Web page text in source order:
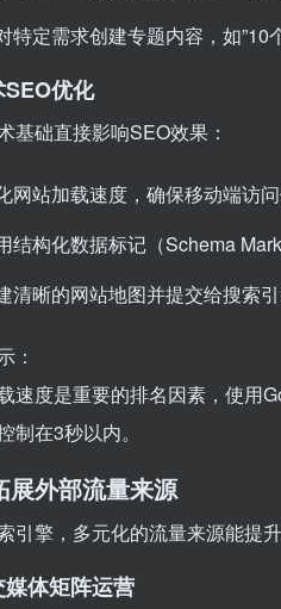
特定需求创建专题内容，如”10
优化
基础直接影响SEO效果：
网站加载速度，确保移动端访
结构化数据标记（Schema
清晰的网站地图并提交给搜索
：
速度是重要的排名因素，使用
制在3秒以内。
展外部流量来源
引擎，多元化的流量来源能提
媒体矩阵运营